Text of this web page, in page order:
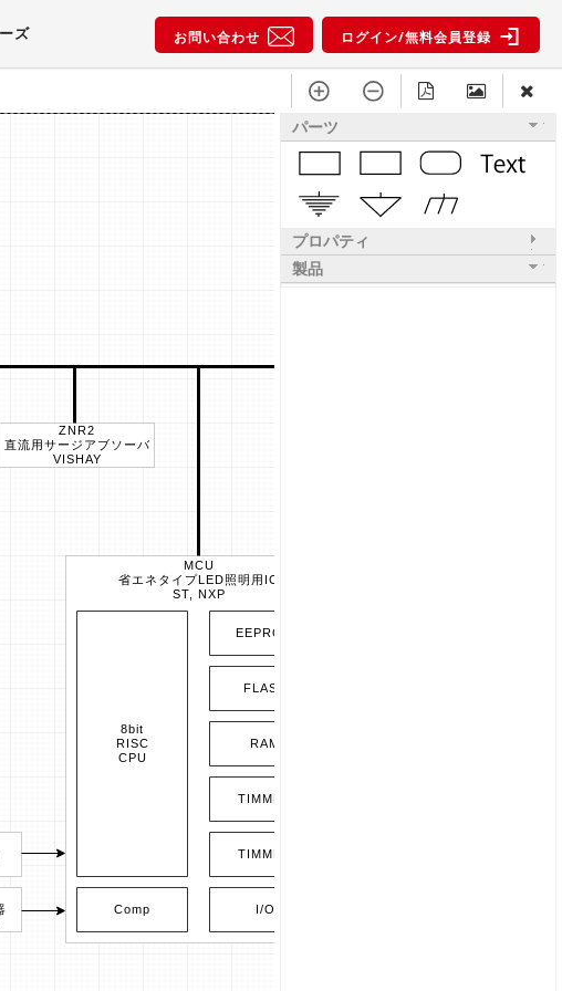
ズ お問い合わせ ログイン/無料会員登録
パーツ
プロパティ
製品
MCU
省エネタイプLED照明用IC
ST, NXP
EEPROM
FLASH
RAM
TIMMER
TIMMER
Comp I/O
8bit
RISC
CPU
ZNR2
直流用サージアブソーバ
VISHAY